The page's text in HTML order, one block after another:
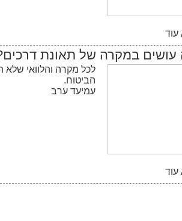
עוד
עושים במקרה של תאונת
לכל מקרה והלוואי שלא
הביטוח.
עמיעד ערב
עוד